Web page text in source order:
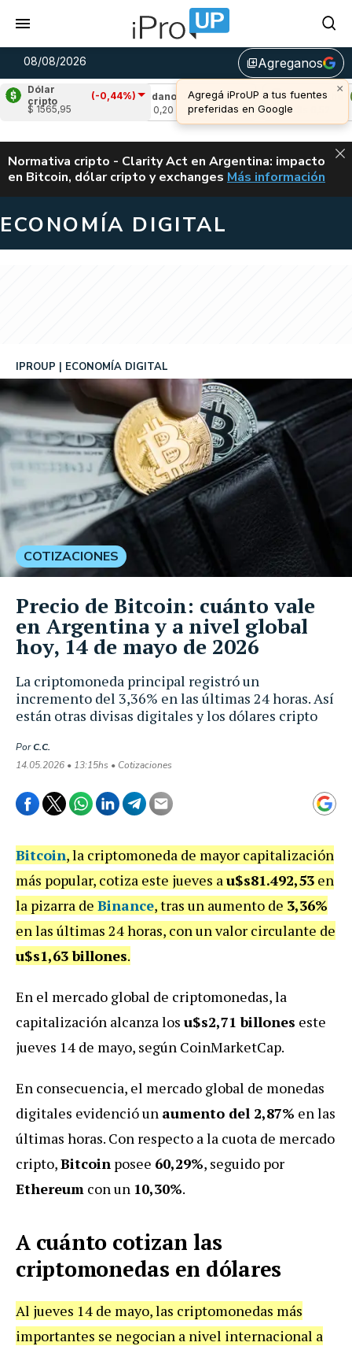
08/08/2026 library_addAgreganos
×
Agregá iProUP a tus fuentes
preferidas en Google
Dólar
cripto
(-0,44%)
$ 1565,95
Cardano
(-1,48%)
Avalanche
u$s 6,52
ALERTA
Normativa cripto - Clarity Act en Argentina: impacto
en Bitcoin, dólar cripto y exchanges CLARITY ACT EN
Más información
ECONOMÍA DIGITAL
La criptomoneda principal registró un
incremento del 3,36% en las últimas 24 horas. Así
están otras divisas digitales y los dólares cripto
IPROUP ECONOMÍA DIGITAL
PorC.C.
14.05.2026 • 13:15hs • Cotizaciones
COTIZACIONES
Precio de Bitcoin: cuánto vale
en Argentina y a nivel global
hoy, 14 de mayo de 2026
Bitcoin, la criptomoneda de mayor capitalización
más popular, cotiza este jueves au$s81.492,53 en
la pizarra de Binance, tras un aumento de 3,36%
en las últimas 24 horas, con un valor circulante de
u$s1,63 billones.
En el mercado global de criptomonedas, la
capitalización alcanza los u$s2,71 billones este
jueves 14 de mayo, según CoinMarketCap.
En consecuencia, el mercado global de monedas
digitales evidenció un aumento del 2,87% en las
últimas horas. Con respecto a la cuota de mercado
cripto,Bitcoin posee 60,29%, seguido por
Ethereum con un 10,30%.
A cuánto cotizan las
criptomonedas en dólares
Al jueves 14 de mayo, las criptomonedas más
importantes se negocian a nivel internacional a